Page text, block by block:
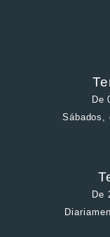
De
Sábados,
De